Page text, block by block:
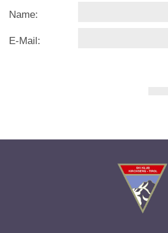
Name:
E-Mail: